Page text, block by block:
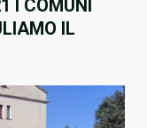
I COMUNI
IL